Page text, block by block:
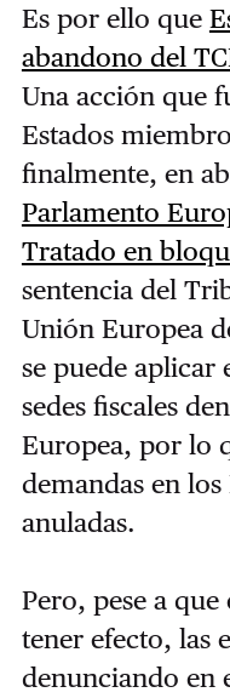
Es por ello que
abandono del
Una acción que
Estados
finalmente, en
Parlamento
Tratado en
sentencia del
Unión Europea
se puede aplicar
sedes fiscales
Europea, por lo
demandas en
anuladas.
Pero, pese a
tener efecto, las
denunciando en